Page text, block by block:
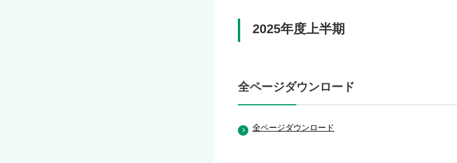
2025年度上半期
全ページダウンロード
全ページダウンロード